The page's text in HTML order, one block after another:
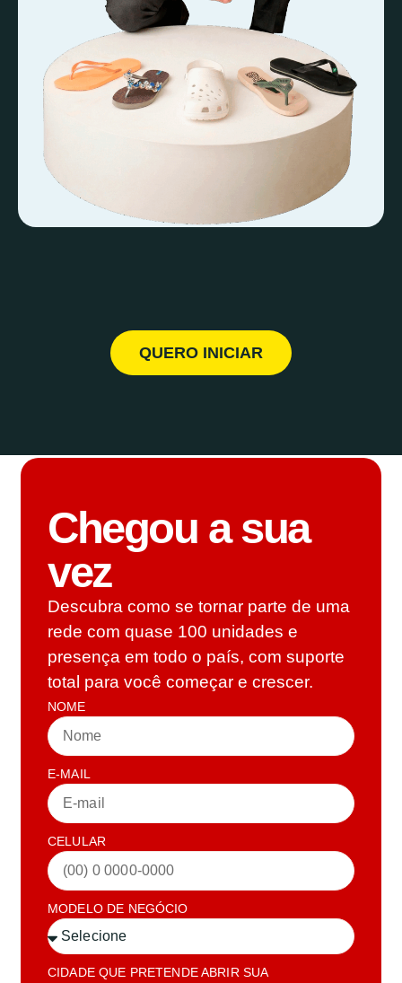
QUERO INICIAR
Chegou a sua
vez
Descubra como se tornar parte de uma
rede com quase 100 unidades e
presença em todo o país, com suporte
total para você começar e crescer.
NOME
E-MAIL
CELULAR
MODELO DE NEGÓCIO
CIDADE QUE PRETENDE ABRIR SUA